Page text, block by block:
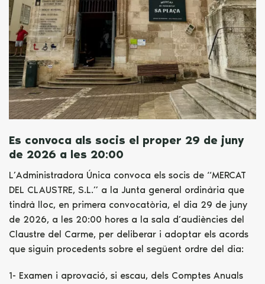
Es convoca als socis el proper 29 de juny
de 2026 a les 20:00
L’Administradora Única convoca els socis de “MERCAT
DEL CLAUSTRE, S.L.” a la Junta general ordinària que
tindrà lloc, en primera convocatòria, el dia 29 de juny
de 2026, a les 20:00 hores a la sala d’audiències del
Claustre del Carme, per deliberar i adoptar els acords
que siguin procedents sobre el següent ordre del dia:
1- Examen i aprovació, si escau, dels Comptes Anuals